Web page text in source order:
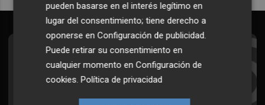
Suscríbete al Boletín
Todos los días a primera hora en tu email
pueden basarse en el interés legítimo en
lugar del consentimiento; tiene derecho a
oponerse enConfiguración de publicidad.
Puede retirar su consentimiento en
cualquier momento enConfiguración de
cookies.Política de privacidad